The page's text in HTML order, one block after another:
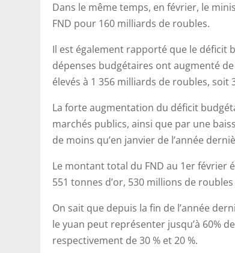
Dans le même temps, en février, le
FND pour 160 milliards de roubles.
Il est également rapporté que le déficit
dépenses budgétaires ont augmenté
élevés à 1 356 milliards de roubles, soit
La forte augmentation du déficit
marchés publics, ainsi que par une
de moins qu’en janvier de l’année
Le montant total du FND au 1er février
551 tonnes d’or, 530 millions de
On sait que depuis la fin de l’année
le yuan peut représenter jusqu’à 60%
respectivement de 30 % et 20 %.